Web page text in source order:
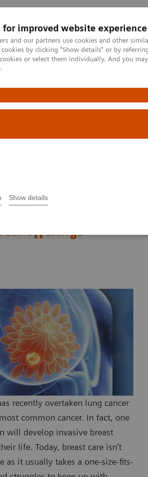
for improved website experience
and our partners use cookies and other
by clicking "Show details" or by
or select them individually. And you
Show details
Especialidades Clínicas e
offerings
recently overtaken lung cancer
common cancer. In fact, one
will develop invasive breast
life. Today, breast care isn’t
as it usually takes a one-size-fits-